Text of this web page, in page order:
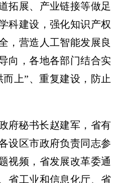
拓展、产业链接等做足
科建设，强化知识产权
，营造人工智能发展良
向，各地各部门结合实
上”、重复建设，防止
府秘书长赵建军，省有
设区市政府负责同志参
视频，省发展改革委通
省工业和信息化厅、省